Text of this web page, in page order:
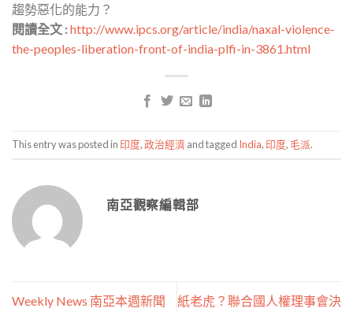
趨勢惡化的能力？
閱讀全文 :http://www.ipcs.org/article/india/naxal-violence-
the-peoples-liberation-front-of-india-plfi-in-3861.html
This entry was posted in 印度,政治經濟 and tagged India, 印度, 毛派.
南亞觀察編輯部
Weekly News 南亞本週新聞
紙老虎？聯合國人權理事會決